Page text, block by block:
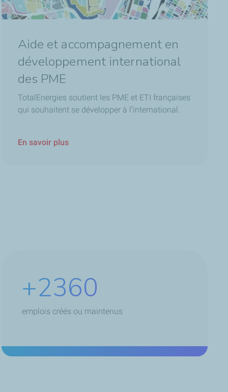
Aide et accompagnement en
développement international
des PME
TotalEnergies soutient les PME et ETI françaises
qui souhaitent se développer à l’international.
En savoir plus
+3440
emplois créés ou maintenus